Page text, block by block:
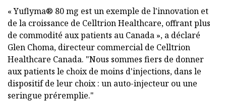
« Yuflyma® 80 mg est un exemple de l'innovation et
de la croissance de Celltrion Healthcare, offrant plus
de commodité aux patients au Canada », a déclaré
Glen Choma, directeur commercial de Celltrion
Healthcare Canada. "Nous sommes fiers de donner
aux patients le choix de moins d'injections, dans le
dispositif de leur choix : un auto-injecteur ou une
seringue préremplie."